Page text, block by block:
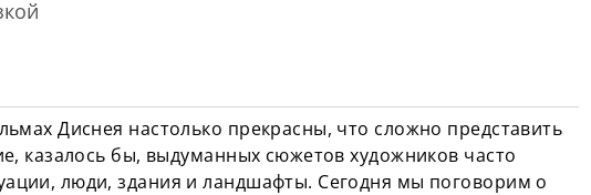
Диснея настолько прекрасны, что сложно представить
казалось бы, выдуманных сюжетов художников часто
люди, здания и ландшафты. Сегодня мы поговорим о